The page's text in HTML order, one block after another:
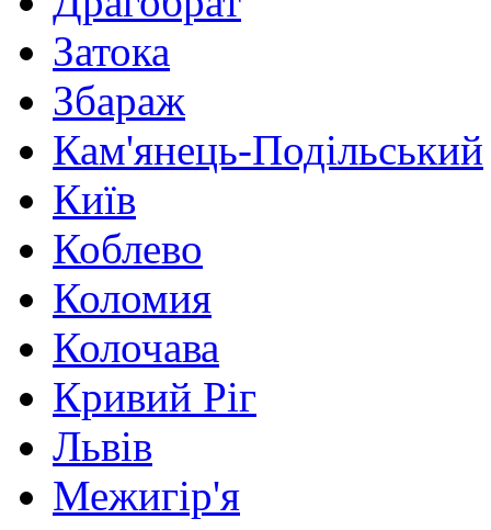
Затока
Збараж
Кам'янець-Подільський
Київ
Коблево
Коломия
Колочава
Кривий Ріг
Львів
Межигір'я